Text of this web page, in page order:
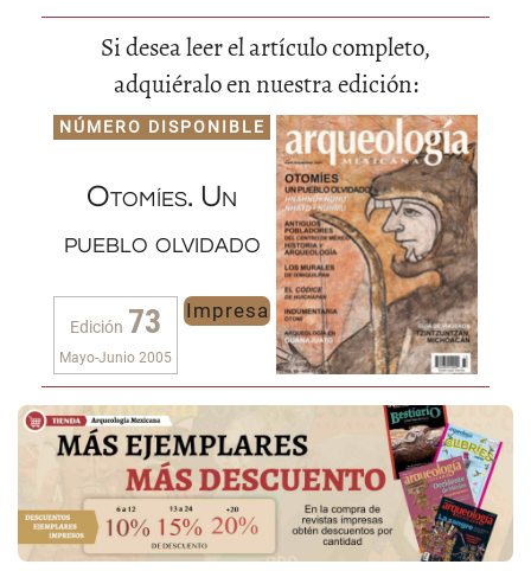
Si desea leer el artículo completo,
adquiéralo en nuestra edición:
NÚMERO DISPONIBLE
Otomíes. Un
pueblo olvidado
Edición 73
Mayo-Junio 2005
Impresa